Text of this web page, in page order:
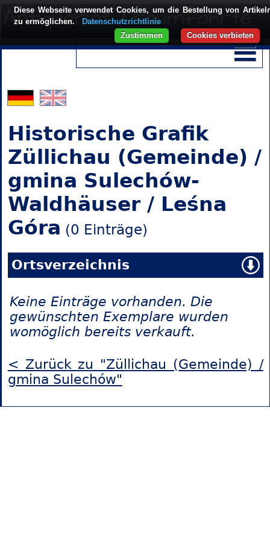
Historische Grafik
Züllichau (Gemeinde) /
gmina Sulechów-
Waldhäuser / Leśna
Góra (0 Einträge)
Ortsverzeichnis
Keine Einträge vorhanden. Die
gewünschten Exemplare wurden
womöglich bereits verkauft.
< Zurück zu "Züllichau (Gemeinde) /
gmina Sulechów"
Diese Webseite verwendet Cookies, um die Bestellung von
zu ermöglichen.
Datenschutzrichtlinie
Cookies verbieten
Zustimmen